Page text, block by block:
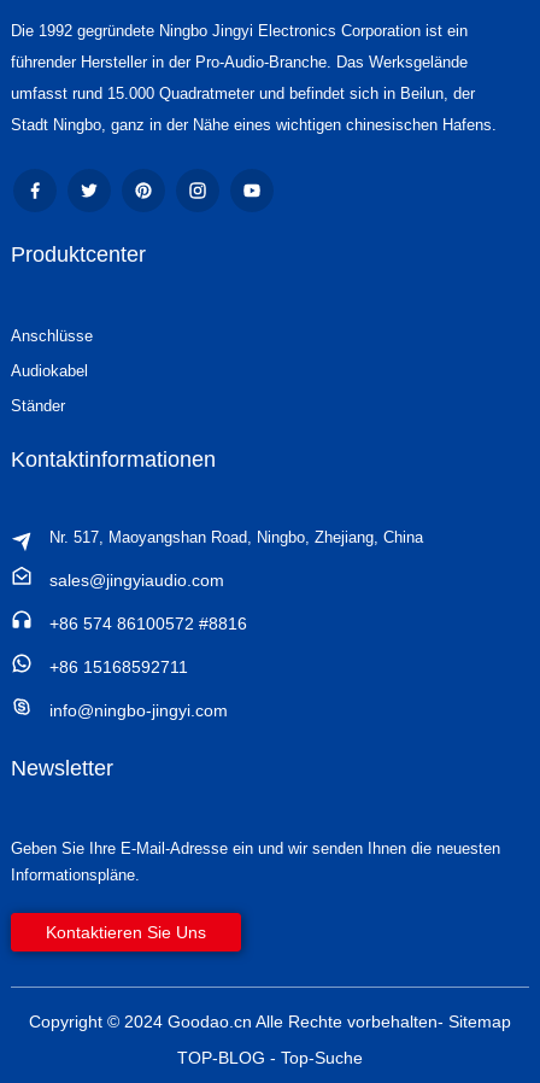
Die 1992 gegründete Ningbo Jingyi Electronics Corporation ist ein
führender Hersteller in der Pro-Audio-Branche. Das Werksgelände
umfasst rund 15.000 Quadratmeter und befindet sich in Beilun, der
Stadt Ningbo, ganz in der Nähe eines wichtigen chinesischen Hafens.
Produktcenter
Anschlüsse
Audiokabel
Ständer
Kontaktinformationen
Nr. 517, Maoyangshan Road, Ningbo, Zhejiang, China
sales@jingyiaudio.com
+86 574 86100572 #8816
+86 15168592711
info@ningbo-jingyi.com
Newsletter
Geben Sie Ihre E-Mail-Adresse ein und wir senden Ihnen die neuesten
Informationspläne.
Kontaktieren Sie Uns
Copyright © 2024 Goodao.cn Alle Rechte vorbehalten- Sitemap
TOP-BLOG - Top-Suche